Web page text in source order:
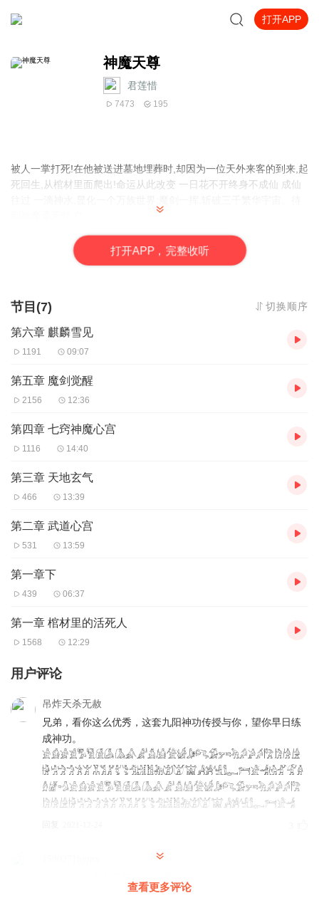
打开APP
神魔天尊
君莲惜
7473 195
被人一掌打死!在他被送进墓地埋葬时,却因为一位天外来客的到来,起
死回生,从棺材里面爬出!命运从此改变 一日花不开终身不成仙 成仙
打开APP，完整收听
节目(7) 切换顺序
第六章 麒麟雪见
1191 09:07
第五章 魔剑觉醒
2156 12:36
第四章 七窍神魔心宫
1116 14:40
第三章 天地玄气
466 13:39
第二章 武道心宫
531 13:59
第一章下
439 06:37
第一章 棺材里的活死人
1568 12:29
用户评论
吊炸天杀无赦
兄弟，看你这么优秀，这套九阳神功传授与你，望你早日练
成神功。
𓀀𓀁𓀂𓀃𓀄𓀅𓀆𓀇𓀈𓀉𓀊𓀋𓀌𓀍𓀎𓀏𓀐𓀑𓀒𓀓𓀔𓀕𓀖𓀗𓀘𓀙𓀚
𓀛𓀜𓀝𓀞𓀟𓀠𓀡𓀢𓀣𓀤𓀥𓀦𓀧𓀨𓀩𓀪𓀫𓀬𓀻𓀼𓀽𓀾𓀿𓁀𓁁𓁂𓁃𓁄𓁅𓁆
𓁇𓁈𓁉𓀀𓀁𓀂𓀃𓀄𓀅𓀆𓀇𓀈𓀉𓀊𓀋𓀌𓀍𓀎𓀏𓀐𓀑𓀒𓀓𓀔𓀕𓀖𓀗
𓀘𓀙𓀚𓀛𓀜𓀝𓀞𓀟𓀠𓀡𓀢𓀣𓀤𓀥𓀦𓀧𓀨𓀩𓀪𓀫𓀬𓀻𓀼𓀽𓀾𓀿𓁀𓁁𓁂
查看更多评论